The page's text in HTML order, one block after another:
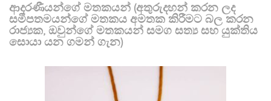
ආදරණීයන්ගේ මතකයන් (අතුරුදහන් කරන ලද
සමීපතමයන්ගේ මතකය අමතක කිරීමට බල කරන
රාජ්‍යක, ඔවුන්ගේ මතකයන් සමග සත්‍ය සහ යුක්තිය
සොයා යන ගමන් ගැන)